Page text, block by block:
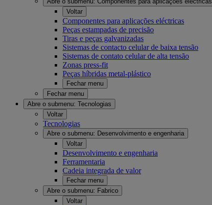
Voltar
Componentes para aplicações eléctricas
Peças estampadas de precisão
Tiras e peças galvanizadas
Sistemas de contacto celular de baixa tensão
Sistemas de contato celular de alta tensão
Zonas press-fit
Peças híbridas metal-plástico
Fechar menu
Fechar menu
Abre o submenu: Tecnologias
Voltar
Tecnologias
Abre o submenu: Desenvolvimento e engenharia
Voltar
Desenvolvimento e engenharia
Ferramentaria
Cadeia integrada de valor
Fechar menu
Abre o submenu: Fabrico
Voltar